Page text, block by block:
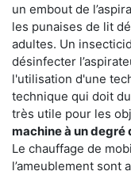
un embout de
les punaises de lit
adultes. Un
désinfecter
l'utilisation d'une
technique qui doit
très utile pour les
machine à un degré
Le chauffage de
l’ameublement sont